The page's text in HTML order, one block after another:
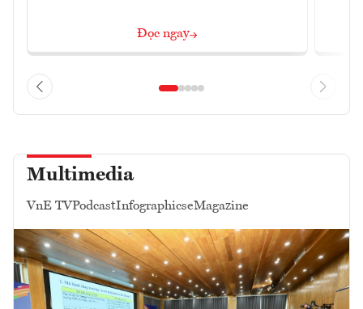
Đọc ngay
Multimedia
VnE TVPodcastInfographicseMagazine